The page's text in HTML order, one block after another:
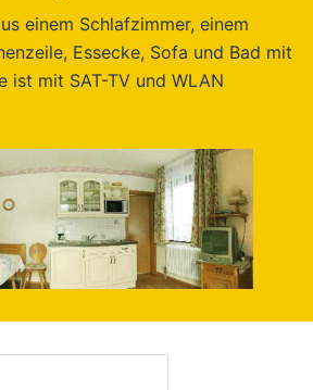
einem Schlafzimmer, einem
Essecke, Sofa und Bad mit
ist mit SAT-TV und WLAN